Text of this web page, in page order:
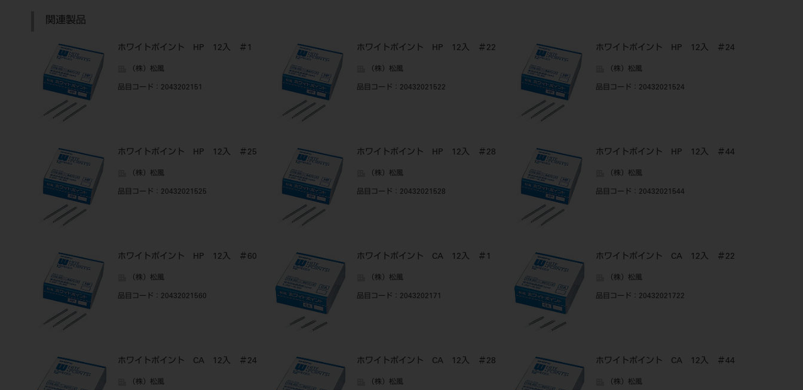
関連製品
ホワイトポイント HP 12入 ＃1
（株）松風
品目コード ：2043202151
ホワイトポイント HP 12入 ＃22
（株）松風
品目コード ：20432021522
ホワイトポイント HP 12入 ＃24
（株）松風
品目コード ：20432021524
ホワイトポイント HP 12入 ＃25
（株）松風
品目コード ：20432021525
ホワイトポイント HP 12入 ＃28
（株）松風
品目コード ：20432021528
ホワイトポイント HP 12入 ＃44
（株）松風
品目コード ：20432021544
ホワイトポイント HP 12入 ＃60
（株）松風
品目コード ：20432021560
ホワイトポイント CA 12入 ＃1
（株）松風
品目コード ：2043202171
ホワイトポイント CA 12入 ＃22
（株）松風
品目コード ：20432021722
ホワイトポイント CA 12入 ＃24
（株）松風
ホワイトポイント CA 12入 ＃28
（株）松風
ホワイトポイント CA 12入 ＃44
（株）松風